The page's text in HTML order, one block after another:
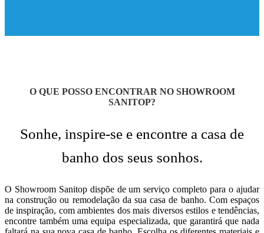
O QUE POSSO ENCONTRAR NO SHOWROOM
SANITOP?
Sonhe, inspire-se e encontre a casa de
banho dos seus sonhos.
O Showroom Sanitop dispõe de um serviço completo para o ajudar
na construção ou remodelação da sua casa de banho. Com espaços
de inspiração, com ambientes dos mais diversos estilos e tendências,
encontre também uma equipa especializada, que garantirá que nada